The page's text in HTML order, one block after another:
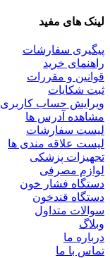
لینک های مفید
پیگیری سفارشات
راهنمای خرید
قوانین و مقررات
ثبت شکایات
ویرایش حساب کاربری
مشاهده آدرس ها
لیست سفارشات
لیست علاقه مندی ها
تجهیزات پزشکی
لوازم مصرفی
دستگاه فشار خون
دستگاه قندخون
سوالات متداول
وبلاگ
درباره ما
تماس با ما